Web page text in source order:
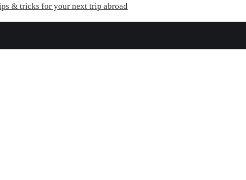
& tricks for your next trip abroad